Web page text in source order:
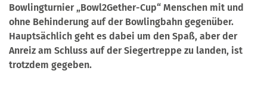
Bowlingturnier „Bowl2Gether-Cup“ Menschen mit und
ohne Behinderung auf der Bowlingbahn gegenüber.
Hauptsächlich geht es dabei um den Spaß, aber der
Anreiz am Schluss auf der Siegertreppe zu landen, ist
trotzdem gegeben.